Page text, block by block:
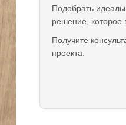
Подобрать
решение, которое
Получите
проекта.